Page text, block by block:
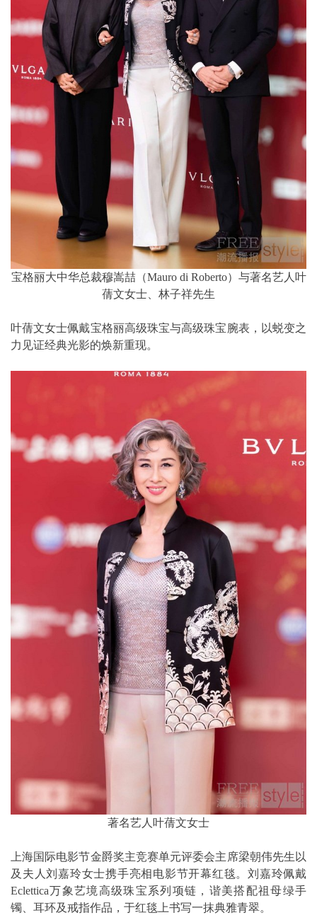
宝格丽大中华总裁穆嵩喆（Mauro di Roberto）与著名艺人叶
蒨文女士、林子祥先生
叶蒨文女士佩戴宝格丽高级珠宝与高级珠宝腕表，以蜕变之
力见证经典光影的焕新重现。
著名艺人叶蒨文女士
上海国际电影节金爵奖主竞赛单元评委会主席梁朝伟先生以
及夫人刘嘉玲女士携手亮相电影节开幕红毯。刘嘉玲佩戴
Eclettica万象艺境高级珠宝系列项链，谐美搭配祖母绿手
镯、耳环及戒指作品，于红毯上书写一抹典雅青翠。